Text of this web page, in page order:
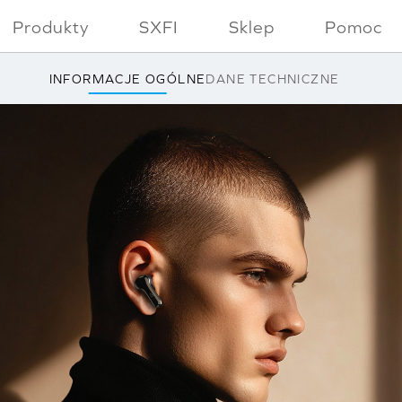
Produkty SXFI Sklep Pomoc
INFORMACJE OGÓLNEDANE TECHNICZNE